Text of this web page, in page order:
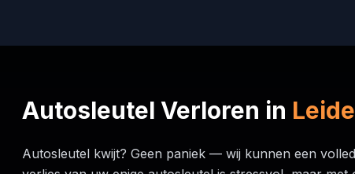
Autosleutel Verloren in
Autosleutel kwijt? Geen paniek — wij kunnen een